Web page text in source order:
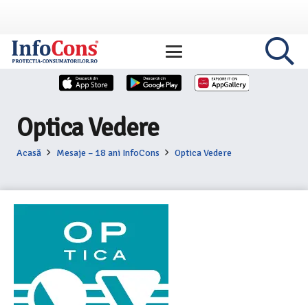
Optica Vedere
Acasă Mesaje – 18 ani InfoCons Optica Vedere